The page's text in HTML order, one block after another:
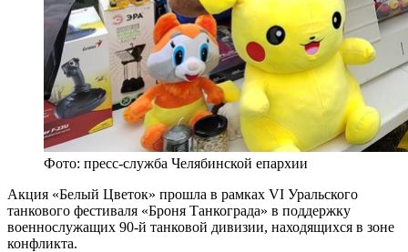
Фото: пресс-служба Челябинской епархии
Акция «Белый Цветок» прошла в рамках VI Уральского
танкового фестиваля «Броня Танкограда» в поддержку
военнослужащих 90-й танковой дивизии, находящихся в зоне
конфликта.